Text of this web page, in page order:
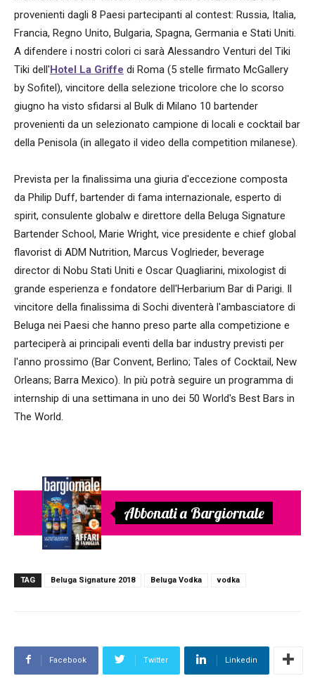
provenienti dagli 8 Paesi partecipanti al contest: Russia, Italia,
Francia, Regno Unito, Bulgaria, Spagna, Germania e Stati Uniti.
A difendere i nostri colori ci sarà Alessandro Venturi del Tiki
Tiki dell'Hotel La Griffe di Roma (5 stelle firmato McGallery
by Sofitel), vincitore della selezione tricolore che lo scorso
giugno ha visto sfidarsi al Bulk di Milano 10 bartender
provenienti da un selezionato campione di locali e cocktail bar
della Penisola (in allegato il video della competition milanese).
Prevista per la finalissima una giuria d'eccezione composta
da Philip Duff, bartender di fama internazionale, esperto di
spirit, consulente globalw e direttore della Beluga Signature
Bartender School, Marie Wright, vice presidente e chief global
flavorist di ADM Nutrition, Marcus Voglrieder, beverage
director di Nobu Stati Uniti e Oscar Quagliarini, mixologist di
grande esperienza e fondatore dell'Herbarium Bar di Parigi. Il
vincitore della finalissima di Sochi diventerà l'ambasciatore di
Beluga nei Paesi che hanno preso parte alla competizione e
parteciperà ai principali eventi della bar industry previsti per
l'anno prossimo (Bar Convent, Berlino; Tales of Cocktail, New
Orleans; Barra Mexico). In più potrà seguire un programma di
internship di una settimana in uno dei 50 World's Best Bars in
The World.
Abbonati a Bargiornale
TAG Beluga Signature 2018 Beluga Vodka vodka
Facebook Twitter Linkedin